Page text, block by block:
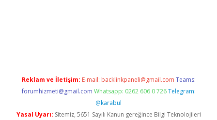
Reklam ve İletişim: E-mail: backlinkpaneli@gmail.com Teams:
forumhizmeti@gmail.com Whatsapp: 0262 606 0 726 Telegram:
@karabul
Yasal Uyarı: Sitemiz, 5651 Sayılı Kanun gereğince Bilgi Teknolojileri